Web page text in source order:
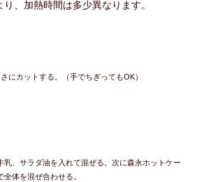
り、加熱時間は多少異なります。
にカットする。（手でちぎってもOK）
乳、サラダ油を入れて混ぜる。次に森永ホットケー
体を混ぜ合わせる。